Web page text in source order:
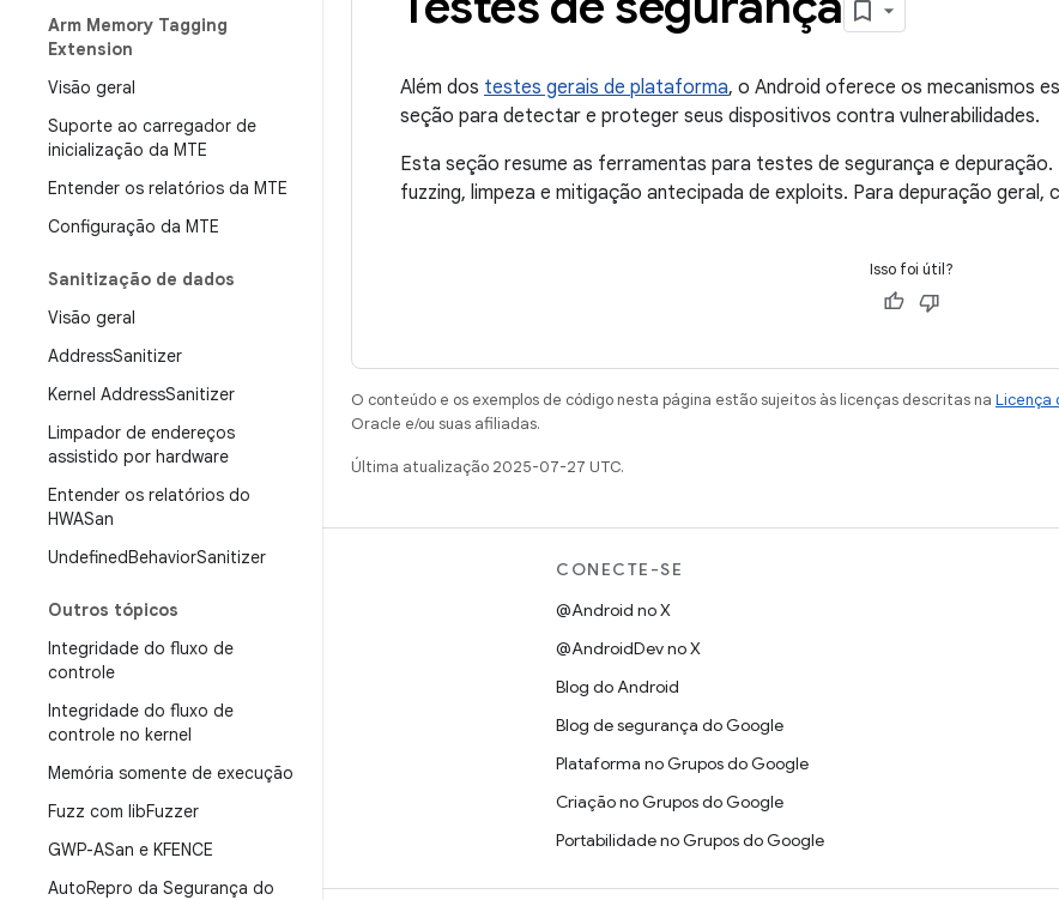
Arm Memory Tagging
Extension
Visão geral
Suporte ao carregador de
inicialização da MTE
Entender os relatórios da MTE
Configuração da MTE
Sanitização de dados
Visão geral
AddressSanitizer
Kernel AddressSanitizer
Limpador de endereços
assistido por hardware
Entender os relatórios do
HWASan
UndefinedBehaviorSanitizer
Outros tópicos
Integridade do fluxo de
controle
Integridade do fluxo de
controle no kernel
Memória somente de execução
Fuzz com libFuzzer
GWP-ASan e KFENCE
AutoRepro da Segurança do
Além dos testes gerais de plataforma, o Android oferece os mecanismos
seção para detectar e proteger seus dispositivos contra vulnerabilidades.
Esta seção resume as ferramentas para testes de segurança e
fuzzing, limpeza e mitigação antecipada de exploits. Para depuração geral,
Isso foi útil?
O conteúdo e os exemplos de código nesta página estão sujeitos às licenças descritas na Licença
Oracle e/ou suas afiliadas.
Última atualização 2025-07-27 UTC.
CRIAR
Repositório do Android
Requisitos
Visualizar códigos binários
Imagens de fábrica
Códigos binários do driver
CONECTE-SE
@Android no X
@AndroidDev no X
Blog do Android
Blog de segurança do Google
Plataforma no Grupos do Google
Criação no Grupos do Google
Portabilidade no Grupos do Google